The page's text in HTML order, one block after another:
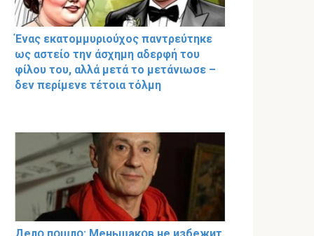
Ένας εκατομμυριούχος παντρεύτηκε
ως αστείο την άσχημη αδερφή του
φίλου του, αλλά μετά το μετάνιωσε –
δεν περίμενε τέτοια τόλμη